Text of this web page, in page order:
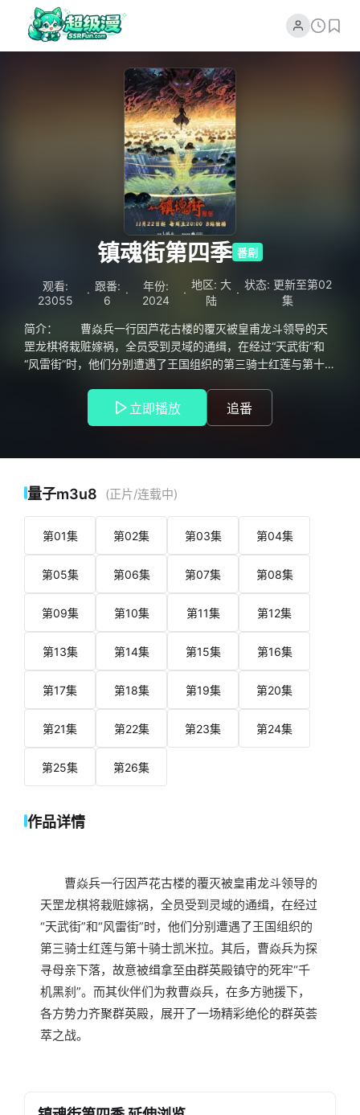
镇魂街第四季 番剧
观看:
23055
· 跟番:
6
·
年份:
2024
·
地区: 大
陆
·
状态: 更新至第02
集
简介： 曹焱兵一行因芦花古楼的覆灭被皇甫龙斗领导的天
罡龙棋将栽赃嫁祸，全员受到灵域的通缉，在经过“天武街”和
“风雷街”时，他们分别遭遇了王国组织的第三骑士红莲与第十骑
英殿镇守的死牢“千机黑刹”。而其伙伴们为救曹焱兵，在多方驰
援下，各方势力齐聚群英殿，展开了一场精彩绝伦的群英荟萃
立即播放 追番
量子m3u8 (正片/连载中)
第01集 第02集 第03集 第04集
第05集 第06集 第07集 第08集
第09集 第10集 第11集 第12集
第13集 第14集 第15集 第16集
第17集 第18集 第19集 第20集
第21集 第22集 第23集 第24集
第25集 第26集
作品详情
曹焱兵一行因芦花古楼的覆灭被皇甫龙斗领导的
天罡龙棋将栽赃嫁祸，全员受到灵域的通缉，在经过
“天武街”和“风雷街”时，他们分别遭遇了王国组织的
第三骑士红莲与第十骑士凯米拉。其后，曹焱兵为探
寻母亲下落，故意被缉拿至由群英殿镇守的死牢“千
机黑刹”。而其伙伴们为救曹焱兵，在多方驰援下，
各方势力齐聚群英殿，展开了一场精彩绝伦的群英荟
萃之战。